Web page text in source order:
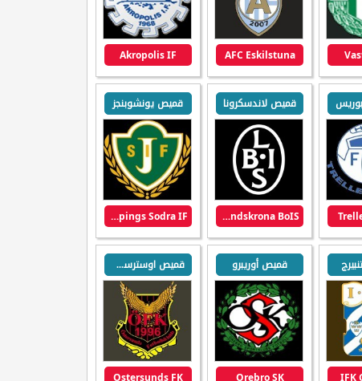
AFC Eskilstuna
Akropolis IF
قميص لاندسكرونا
Landskrona BoIS
قميص يونشوبنجز
Jonkopings Sodra IF
IFK
قميص أوريبرو
Orebro SK
قميص اوسترسوند
Ostersunds FK